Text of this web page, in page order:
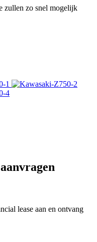
zullen zo snel mogelijk
lease aan en ontvang